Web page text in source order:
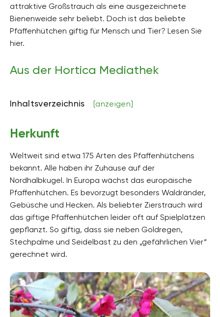
attraktive Großstrauch als eine ausgezeichnete
Bienenweide sehr beliebt. Doch ist das beliebte
Pfaffenhütchen giftig für Mensch und Tier? Lesen Sie
hier.
Aus der Hortica Mediathek
Inhaltsverzeichnis [anzeigen]
Herkunft
Weltweit sind etwa 175 Arten des Pfaffenhütchens
bekannt. Alle haben ihr Zuhause auf der
Nordhalbkugel. In Europa wächst das europäische
Pfaffenhütchen. Es bevorzugt besonders Waldränder,
Gebüsche und Hecken. Als beliebter Zierstrauch wird
das giftige Pfaffenhütchen leider oft auf Spielplätzen
gepflanzt. So giftig, dass sie neben Goldregen,
Stechpalme und Seidelbast zu den „gefährlichen Vier“
gerechnet wird.